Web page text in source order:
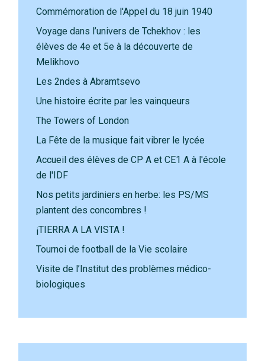
Commémoration de l'Appel du 18 juin 1940
Voyage dans l’univers de Tchekhov : les
élèves de 4e et 5e à la découverte de
Melikhovo
Les 2ndes à Abramtsevo
Une histoire écrite par les vainqueurs
The Towers of London
La Fête de la musique fait vibrer le lycée
Accueil des élèves de CP A et CE1 A à l'école
de l'IDF
Nos petits jardiniers en herbe: les PS/MS
plantent des concombres !
¡TIERRA A LA VISTA !
Tournoi de football de la Vie scolaire
Visite de l’Institut des problèmes médico-
biologiques